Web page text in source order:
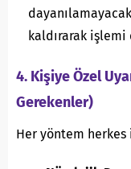
kaldırarak
4. Kişiye Özel
Gerekenler)
Her yöntem